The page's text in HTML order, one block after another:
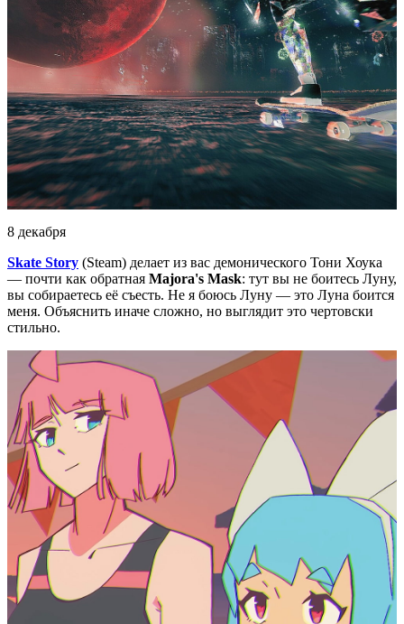
8 декабря
Skate Story (Steam) делает из вас демонического Тони Хоука
— почти как обратная Majora's Mask: тут вы не боитесь Луну,
вы собираетесь её съесть. Не я боюсь Луну — это Луна боится
меня. Объяснить иначе сложно, но выглядит это чертовски
стильно.